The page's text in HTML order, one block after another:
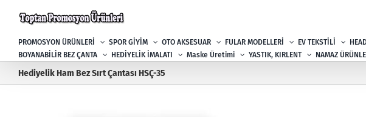
PROMOSYON ÜRÜNLERİ SPOR GİYİM OTO AKSESUAR FULAR MODELLERİ EV TEKSTİLİ
BOYANABİLİR BEZ ÇANTA
HEDİYELİK İMALATI Maske Üretimi YASTIK, KIRLENT NAMAZ
Hediyelik Ham Bez Sırt Çantası HSÇ-35